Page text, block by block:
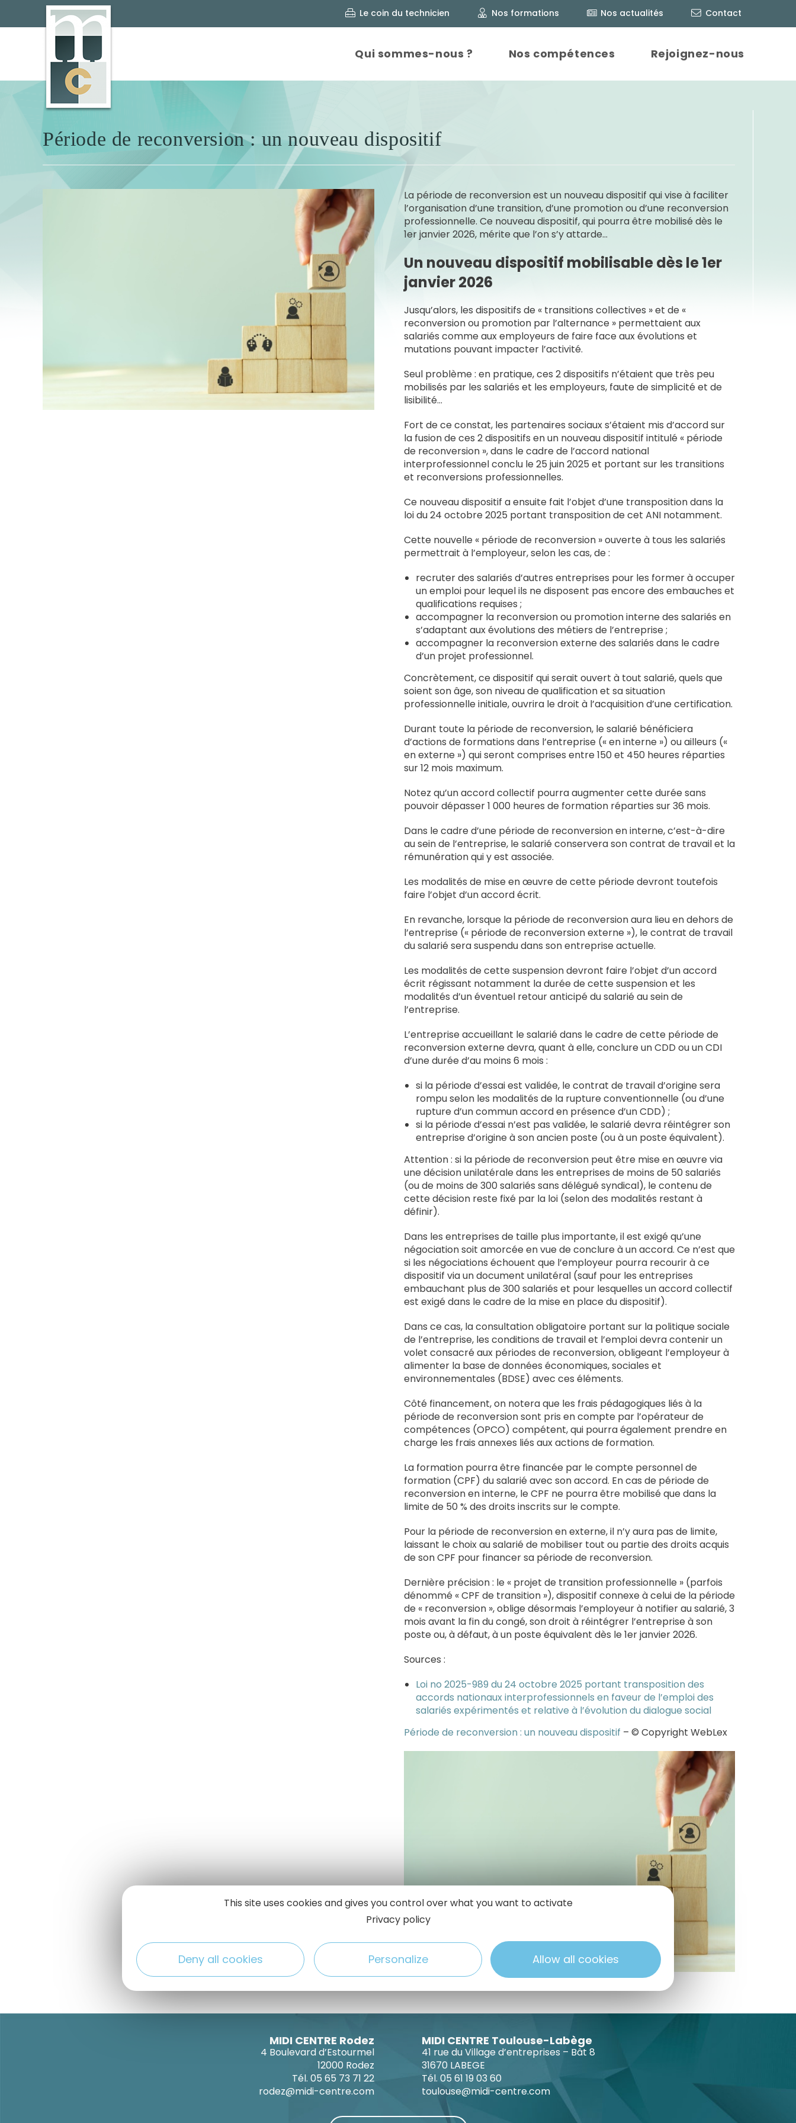
Le coin du technicien Nos formations Nos actualités Contact
Qui sommes-nous ? Nos compétences Rejoignez-nous
Période de reconversion : un nouveau dispositif
La période de reconversion est un nouveau dispositif qui vise à faciliter
l’organisation d’une transition, d’une promotion ou d’une reconversion
professionnelle. Ce nouveau dispositif, qui pourra être mobilisé dès le
1er janvier 2026, mérite que l’on s’y attarde…
Un nouveau dispositif mobilisable dès le 1er
janvier 2026
Jusqu’alors, les dispositifs de « transitions collectives » et de «
reconversion ou promotion par l’alternance » permettaient aux
salariés comme aux employeurs de faire face aux évolutions et
mutations pouvant impacter l’activité.
Seul problème : en pratique, ces 2 dispositifs n’étaient que très peu
mobilisés par les salariés et les employeurs, faute de simplicité et de
lisibilité…
Fort de ce constat, les partenaires sociaux s’étaient mis d’accord sur
la fusion de ces 2 dispositifs en un nouveau dispositif intitulé « période
de reconversion », dans le cadre de l’accord national
interprofessionnel conclu le 25 juin 2025 et portant sur les transitions
et reconversions professionnelles.
Ce nouveau dispositif a ensuite fait l’objet d’une transposition dans la
loi du 24 octobre 2025 portant transposition de cet ANI notamment.
Cette nouvelle « période de reconversion » ouverte à tous les salariés
permettrait à l’employeur, selon les cas, de :
recruter des salariés d’autres entreprises pour les former à occuper
un emploi pour lequel ils ne disposent pas encore des embauches et
qualifications requises ;
accompagner la reconversion ou promotion interne des salariés en
s’adaptant aux évolutions des métiers de l’entreprise ;
accompagner la reconversion externe des salariés dans le cadre
d’un projet professionnel.
Concrètement, ce dispositif qui serait ouvert à tout salarié, quels que
soient son âge, son niveau de qualification et sa situation
professionnelle initiale, ouvrira le droit à l’acquisition d’une certification.
Durant toute la période de reconversion, le salarié bénéficiera
d’actions de formations dans l’entreprise (« en interne ») ou ailleurs («
en externe ») qui seront comprises entre 150 et 450 heures réparties
sur 12 mois maximum.
Notez qu’un accord collectif pourra augmenter cette durée sans
pouvoir dépasser 1 000 heures de formation réparties sur 36 mois.
Dans le cadre d’une période de reconversion en interne, c’est-à-dire
au sein de l’entreprise, le salarié conservera son contrat de travail et la
rémunération qui y est associée.
Les modalités de mise en œuvre de cette période devront toutefois
faire l’objet d’un accord écrit.
En revanche, lorsque la période de reconversion aura lieu en dehors de
l’entreprise (« période de reconversion externe »), le contrat de travail
du salarié sera suspendu dans son entreprise actuelle.
Les modalités de cette suspension devront faire l’objet d’un accord
écrit régissant notamment la durée de cette suspension et les
modalités d’un éventuel retour anticipé du salarié au sein de
l’entreprise.
L’entreprise accueillant le salarié dans le cadre de cette période de
reconversion externe devra, quant à elle, conclure un CDD ou un CDI
d’une durée d’au moins 6 mois :
si la période d’essai est validée, le contrat de travail d’origine sera
rompu selon les modalités de la rupture conventionnelle (ou d’une
rupture d’un commun accord en présence d’un CDD) ;
si la période d’essai n’est pas validée, le salarié devra réintégrer son
entreprise d’origine à son ancien poste (ou à un poste équivalent).
Attention : si la période de reconversion peut être mise en œuvre via
une décision unilatérale dans les entreprises de moins de 50 salariés
(ou de moins de 300 salariés sans délégué syndical), le contenu de
cette décision reste fixé par la loi (selon des modalités restant à
définir).
Dans les entreprises de taille plus importante, il est exigé qu’une
négociation soit amorcée en vue de conclure à un accord. Ce n’est que
si les négociations échouent que l’employeur pourra recourir à ce
dispositif via un document unilatéral (sauf pour les entreprises
embauchant plus de 300 salariés et pour lesquelles un accord collectif
est exigé dans le cadre de la mise en place du dispositif).
Dans ce cas, la consultation obligatoire portant sur la politique sociale
de l’entreprise, les conditions de travail et l’emploi devra contenir un
volet consacré aux périodes de reconversion, obligeant l’employeur à
alimenter la base de données économiques, sociales et
environnementales (BDSE) avec ces éléments.
Côté financement, on notera que les frais pédagogiques liés à la
période de reconversion sont pris en compte par l’opérateur de
compétences (OPCO) compétent, qui pourra également prendre en
charge les frais annexes liés aux actions de formation.
La formation pourra être financée par le compte personnel de
formation (CPF) du salarié avec son accord. En cas de période de
reconversion en interne, le CPF ne pourra être mobilisé que dans la
limite de 50 % des droits inscrits sur le compte.
Pour la période de reconversion en externe, il n’y aura pas de limite,
laissant le choix au salarié de mobiliser tout ou partie des droits acquis
de son CPF pour financer sa période de reconversion.
Dernière précision : le « projet de transition professionnelle » (parfois
dénommé « CPF de transition »), dispositif connexe à celui de la période
de « reconversion », oblige désormais l’employeur à notifier au salarié, 3
mois avant la fin du congé, son droit à réintégrer l’entreprise à son
poste ou, à défaut, à un poste équivalent dès le 1er janvier 2026.
Sources :
Loi no 2025-989 du 24 octobre 2025 portant transposition des
accords nationaux interprofessionnels en faveur de l’emploi des
salariés expérimentés et relative à l’évolution du dialogue social
Période de reconversion : un nouveau dispositif – © Copyright WebLex
MIDI CENTRE Rodez
4 Boulevard d’Estourmel
12000 Rodez
Tél. 05 65 73 71 22
rodez@midi-centre.com
MIDI CENTRE Toulouse-Labège
41 rue du Village d’entreprises – Bât 8
31670 LABEGE
Tél. 05 61 19 03 60
toulouse@midi-centre.com
Cookies management panel
This site uses cookies and gives you control over what you want to activate
Privacy policy
Allow all cookies
Personalize
Deny all cookies